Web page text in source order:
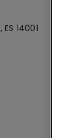
ES 14001